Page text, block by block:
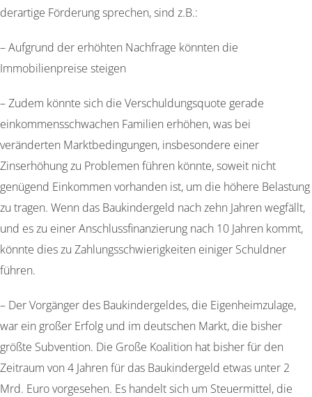
derartige Förderung sprechen, sind z.B.:
– Aufgrund der erhöhten Nachfrage könnten die
Immobilienpreise steigen
– Zudem könnte sich die Verschuldungsquote gerade
einkommensschwachen Familien erhöhen, was bei
veränderten Marktbedingungen, insbesondere einer
Zinserhöhung zu Problemen führen könnte, soweit nicht
genügend Einkommen vorhanden ist, um die höhere Belastung
zu tragen. Wenn das Baukindergeld nach zehn Jahren wegfällt,
und es zu einer Anschlussfinanzierung nach 10 Jahren kommt,
könnte dies zu Zahlungsschwierigkeiten einiger Schuldner
führen.
– Der Vorgänger des Baukindergeldes, die Eigenheimzulage,
war ein großer Erfolg und im deutschen Markt, die bisher
größte Subvention. Die Große Koalition hat bisher für den
Zeitraum von 4 Jahren für das Baukindergeld etwas unter 2
Mrd. Euro vorgesehen. Es handelt sich um Steuermittel, die